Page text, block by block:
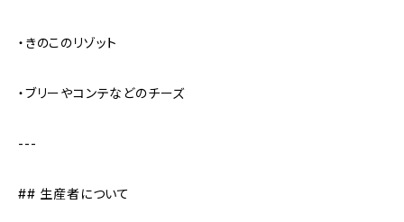
・きのこのリゾット
・ブリーやコンテなどのチーズ
---
## 生産者について